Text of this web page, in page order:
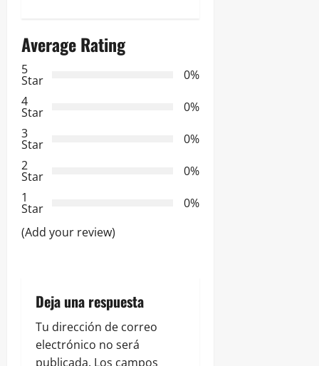
i
ó
n
n
a
d
Average Rating
5
Star
0%
4
Star
0%
3
Star
0%
2
Star
0%
1
Star
0%
(Add your review)
Deja una respuesta
Tu dirección de correo
electrónico no será
publicada. Los campos